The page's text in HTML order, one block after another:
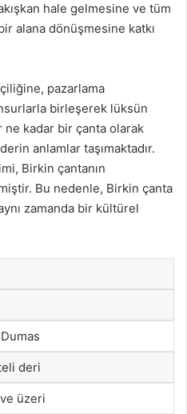
hale gelmesine ve tüm
alana dönüşmesine katkı
pazarlama
birleşerek lüksün
kadar bir çanta olarak
anlamlar taşımaktadır.
Birkin çantanın
Bu nedenle, Birkin çanta
zamanda bir kültürel
deri
ve üzeri